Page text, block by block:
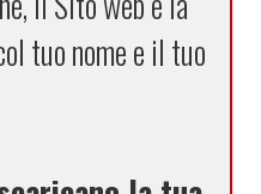
tuo nome e il tuo